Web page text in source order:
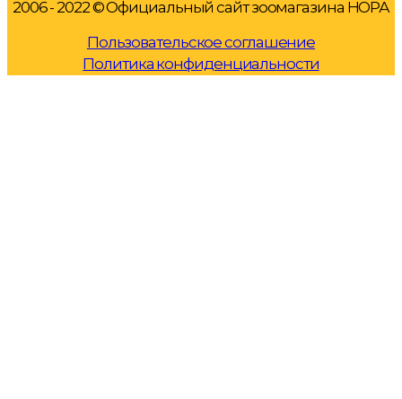
2006 - 2022 © Официальный сайт зоомагазина НОРА
Пользовательское соглашение
Политика конфиденциальности